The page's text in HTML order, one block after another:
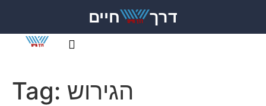
חיים דרך
Tag: הגירוש